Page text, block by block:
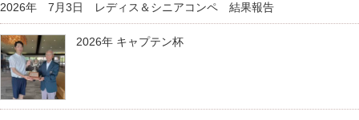
2026年 7月3日 レディス＆シニアコンペ 結果報告
2026年 キャプテン杯